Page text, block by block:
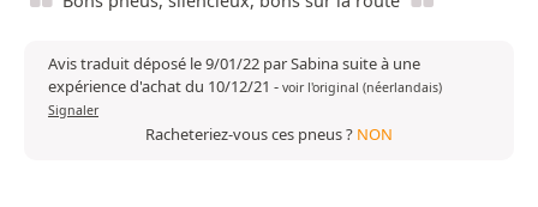
Avis traduit déposé le 9/01/22 par Sabina suite à une
expérience d'achat du 10/12/21 - voir l'original (néerlandais)
Signaler
Racheteriez-vous ces pneus ? NON